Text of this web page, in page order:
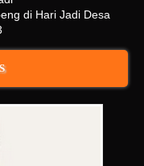
di Hari Jadi Desa